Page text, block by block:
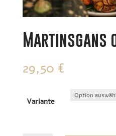
Martinsgans
29,50 €
Variante